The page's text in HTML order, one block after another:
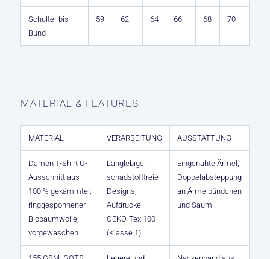
Schulter bis
Bund
59 62 64 66 68 70
MATERIAL & FEATURES
MATERIAL VERARBEITUNG AUSSTATTUNG
Damen T-Shirt U-
Ausschnitt aus
100 % gekämmter,
ringgesponnener
Biobaumwolle,
vorgewaschen
Langlebige,
schadstofffreie
Designs,
Aufdrucke
OEKO-Tex 100
(Klasse 1)
Eingenähte Ärmel,
Doppelabsteppung
an Ärmelbündchen
und Saum